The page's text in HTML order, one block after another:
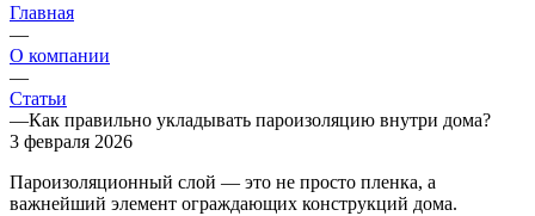
Главная
—
О компании
—
Статьи
—Как правильно укладывать пароизоляцию внутри дома?
3 февраля 2026
Пароизоляционный слой — это не просто пленка, а
важнейший элемент ограждающих конструкций дома.